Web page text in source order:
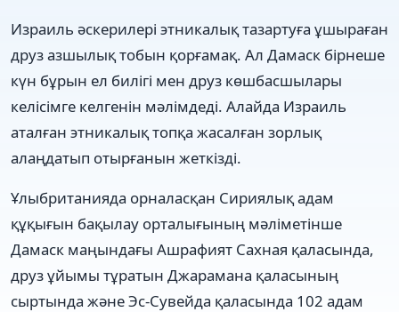
Израиль әскерилері этникалық тазартуға ұшыраған
друз азшылық тобын қорғамақ. Ал Дамаск бірнеше
күн бұрын ел билігі мен друз көшбасшылары
келісімге келгенін мәлімдеді. Алайда Израиль
аталған этникалық топқа жасалған зорлық
алаңдатып отырғанын жеткізді.
Ұлыбританияда орналасқан Сириялық адам
құқығын бақылау орталығының мәліметінше
Дамаск маңындағы Ашрафият Сахная қаласында,
друз ұйымы тұратын Джарамана қаласының
сыртында және Эс-Сувейда қаласында 102 адам